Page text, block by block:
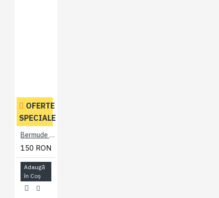
OFERTE
SPECIALE
Bermude Cargo Negru - BERMUDE CARGO SHORTS BLACK - 2XL 3XL 4XL 5XL 6XL 7XL
150 RON
Adaugă
în Coş